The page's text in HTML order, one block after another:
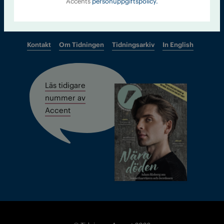
Kontakt Om Tidningen Tidningsarkiv In English
Läs tidigare
nummer av
Accent